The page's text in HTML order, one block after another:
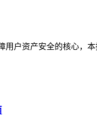
户资产安全的核心，